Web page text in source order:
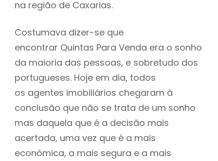
na região de Caxarias.
Costumava dizer-se que
encontrar Quintas Para Venda era o sonho
da maioria das pessoas, e sobretudo dos
portugueses. Hoje em dia, todos
os agentes imobiliários chegaram à
conclusão que não se trata de um sonho
mas daquela que é a decisão mais
acertada, uma vez que é a mais
económica, a mais segura e a mais